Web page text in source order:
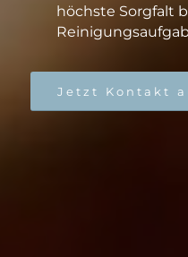
höchste Sorgfalt
Jetzt Kontakt